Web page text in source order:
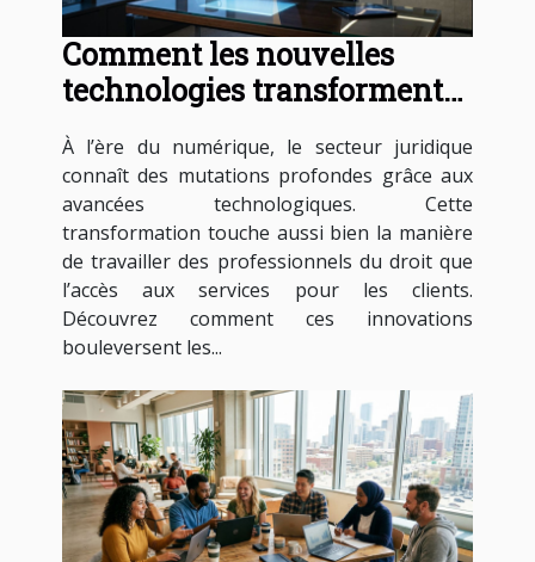
Comment les nouvelles
technologies transforment-
elles les services juridiques ?
À l’ère du numérique, le secteur juridique
connaît des mutations profondes grâce aux
avancées technologiques. Cette
transformation touche aussi bien la manière
de travailler des professionnels du droit que
l’accès aux services pour les clients.
Découvrez comment ces innovations
bouleversent les...